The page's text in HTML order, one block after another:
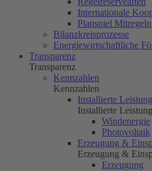
Internationale
Planspiel Mitregeln
Bilanzkreisprozesse
Energiewirtschaftliche
Transparenz
Transparenz
Kennzahlen
Kennzahlen
Installierte Leistung
Installierte Leistung
Windenergie
Photovoltaik
Erzeugung &
Erzeugung &
Erzeugung